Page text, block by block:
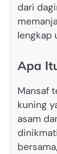
dari
lengkap
Apa
Mansaf
kuning
asam